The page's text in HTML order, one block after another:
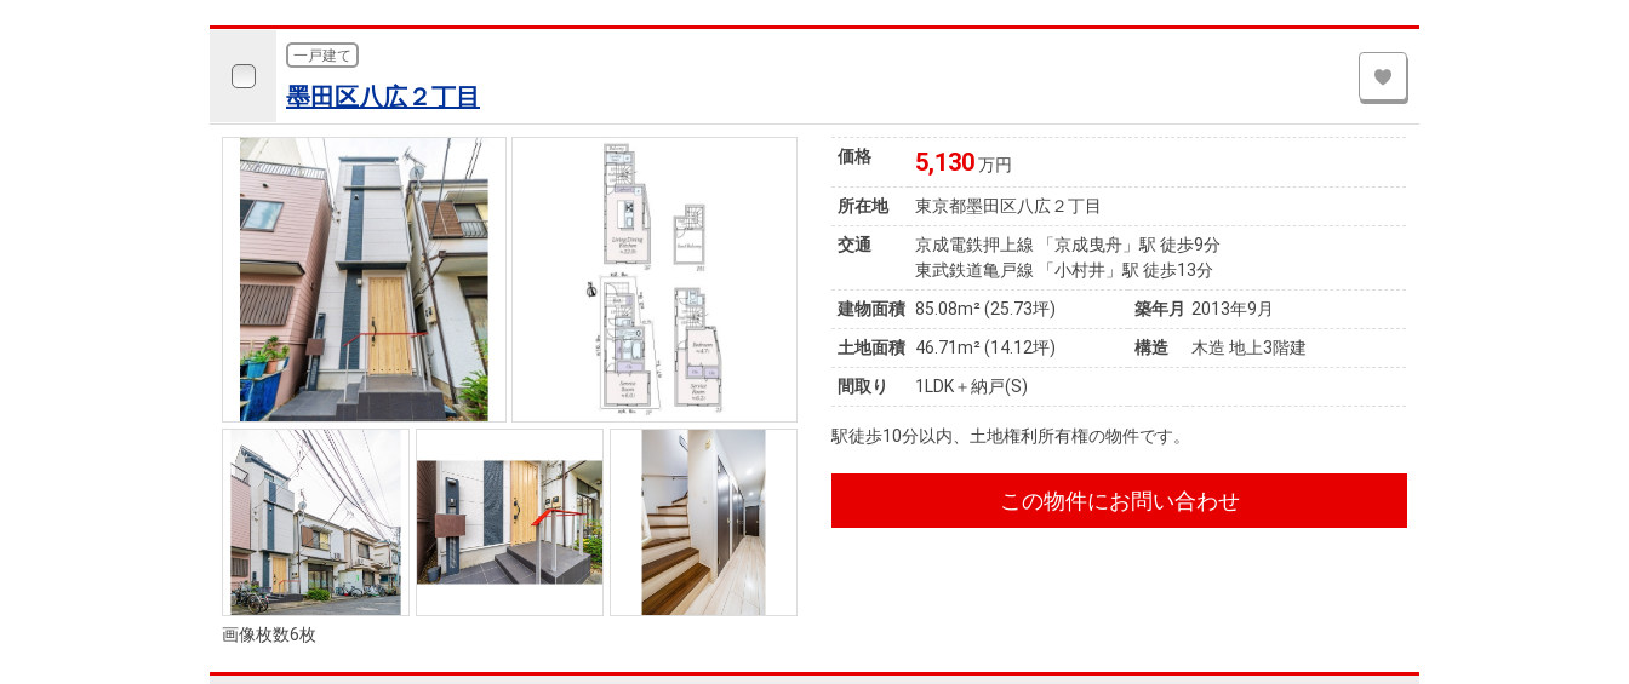
一戸建て
墨田区八広２丁目
画像枚数6枚
価格 5,130万円
所在地
東京都墨田区八広２丁目
交通
京成電鉄押上線 「京成曳舟」駅 徒歩9分
東武鉄道亀戸線 「小村井」駅 徒歩13分
建物面積 85.08m² (25.73坪) 築年月 2013年9月
土地面積 46.71m² (14.12坪) 構造
木造 地上3階建
間取り
1LDK＋納戸(S)
駅徒歩10分以内、土地権利所有権の物件です。
この物件にお問い合わせ